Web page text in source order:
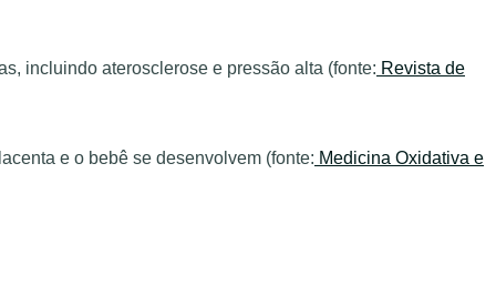
incluindo aterosclerose e pressão alta (fonte: Revista de
e o bebê se desenvolvem (fonte: Medicina Oxidativa e